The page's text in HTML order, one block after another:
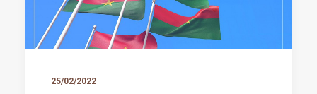
25/02/2022